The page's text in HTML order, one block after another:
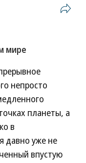
мире
непросто
планеты, а
в
давно уже не
впустую